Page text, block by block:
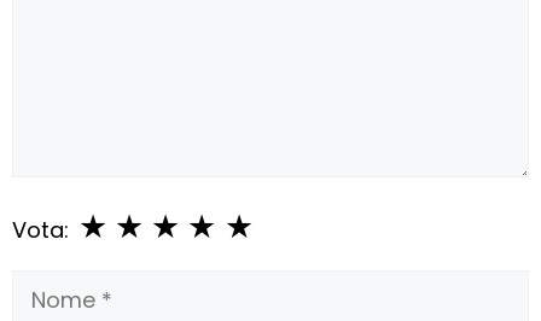
Vota: ★
★
★
★
★
Nome